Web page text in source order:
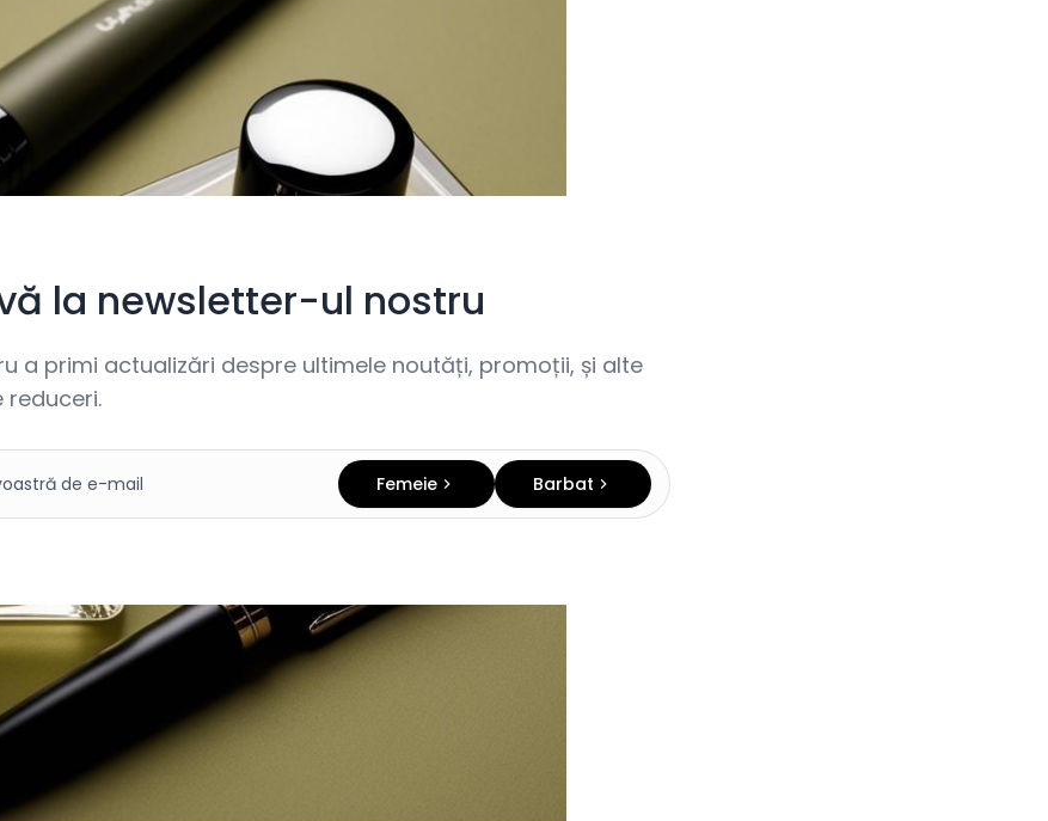
la newsletter-ul nostru
a primi actualizări despre ultimele noutăți, promoții, și alte
Femeie Barbat